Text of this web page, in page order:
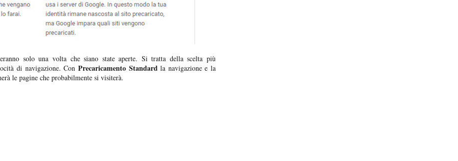
solo una volta che siano state aperte. Si tratta della scelta più
di navigazione. Con Precaricamento Standardla navigazione e la
le pagine che probabilmente si visiterà.